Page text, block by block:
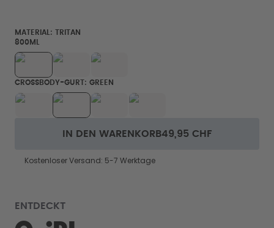
MATERIAL: TRITAN
800ML
CROSSBODY-GURT: GREEN
IN DEN WARENKORB49,95 CHF
Kostenloser Versand: 5-7 Werktage
ENTDECKT